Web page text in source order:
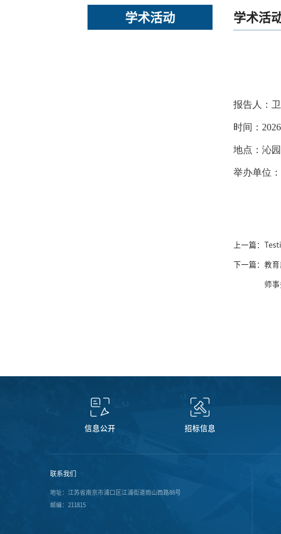
学术活动 学术活
报告人：
时间：
地点：沁
举办单位
上一篇：
下一篇： 教
师事
信息公开 招标信息
联系我们
地址：江苏省南京市浦口区江浦街道雨山西路86号
邮编：211815